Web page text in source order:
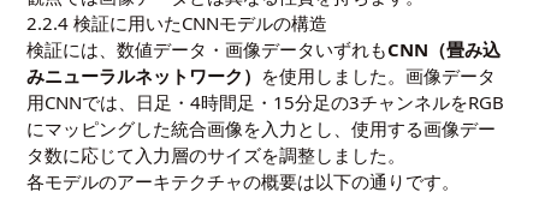
2.2.4 検証に用いたCNNモデルの構造
検証には、数値データ・画像データいずれもCNN（畳み込
みニューラルネットワーク） を使用しました。画像データ
用CNNでは、日足・4時間足・15分足の3チャンネルをRGB
にマッピングした統合画像を入力とし、使用する画像デー
タ数に応じて入力層のサイズを調整しました。
各モデルのアーキテクチャの概要は以下の通りです。